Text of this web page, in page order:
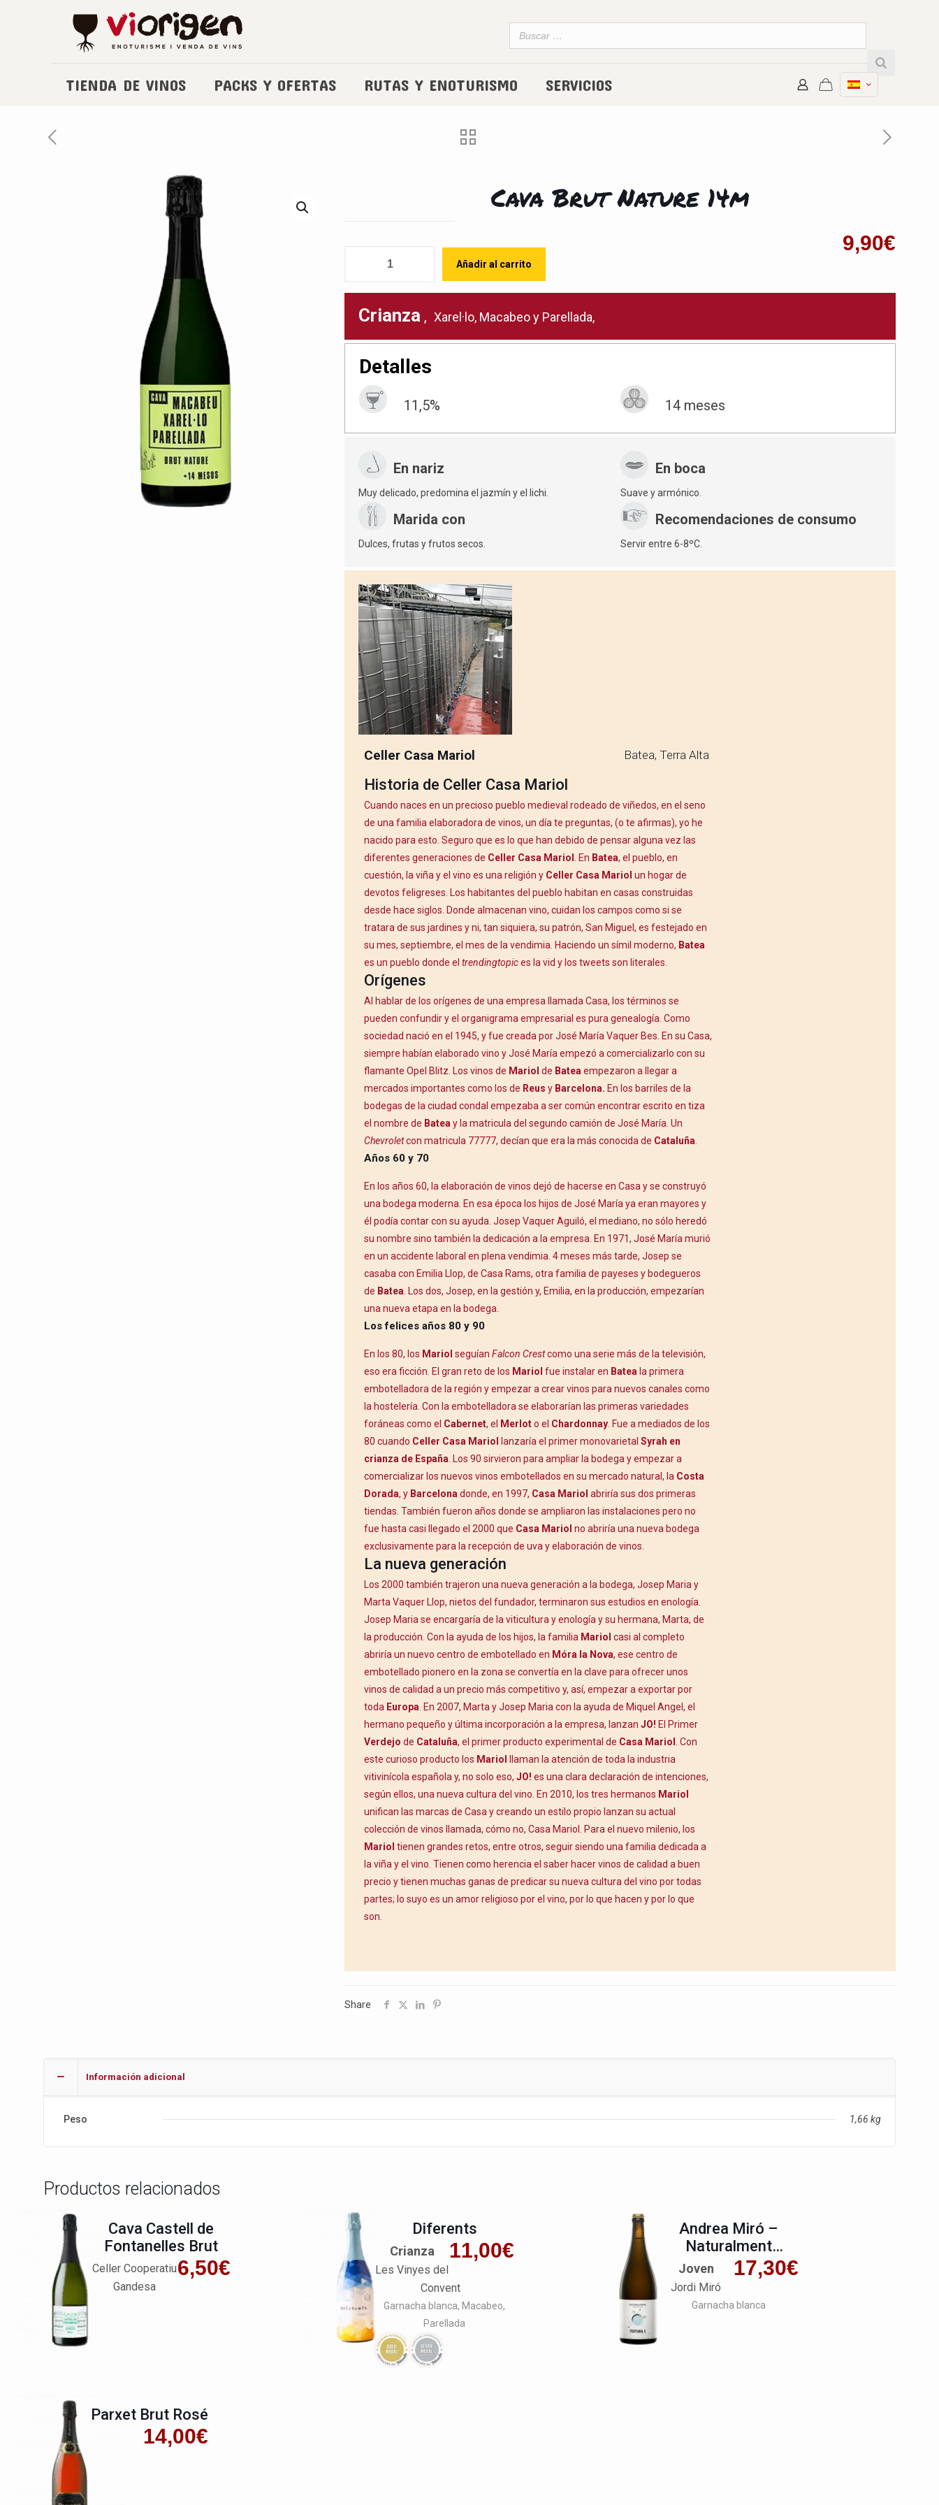
TIENDA DE VINOS PACKS Y OFERTAS RUTAS Y ENOTURISMO SERVICIOS
Cava Brut Nature 14m
9,90€
Añadir al carrito
Crianza , Xarel·lo, Macabeo y Parellada,
Detalles
11,5% 14 meses
En nariz
Muy delicado, predomina el jazmín y el lichi.
En boca
Suave y armónico.
Marida con
Dulces, frutas y frutos secos.
Recomendaciones de consumo
Servir entre 6-8ºC.
Celler Casa Mariol Batea, Terra Alta
Historia de Celler Casa Mariol
Cuando naces en un precioso pueblo medieval rodeado de viñedos, en el seno
de una familia elaboradora de vinos, un día te preguntas, (o te afirmas), yo he
nacido para esto. Seguro que es lo que han debido de pensar alguna vez las
diferentes generaciones de Celler Casa Mariol . En Batea, el pueblo, en
cuestión, la viña y el vino es una religión y Celler Casa Mariol un hogar de
devotos feligreses. Los habitantes del pueblo habitan en casas construidas
desde hace siglos. Donde almacenan vino, cuidan los campos como si se
tratara de sus jardines y ni, tan siquiera, su patrón, San Miguel, es festejado en
su mes, septiembre, el mes de la vendimia. Haciendo un símil moderno, Batea
es un pueblo donde el trendingtopices la vid y los tweets son literales.
Orígenes
Al hablar de los orígenes de una empresa llamada Casa, los términos se
pueden confundir y el organigrama empresarial es pura genealogía. Como
sociedad nació en el 1945, y fue creada por José María Vaquer Bes. En su Casa,
siempre habían elaborado vino y José María empezó a comercializarlo con su
flamante Opel Blitz. Los vinos de Mariol de Batea empezaron a llegar a
mercados importantes como los de Reus y Barcelona. En los barriles de la
bodegas de la ciudad condal empezaba a ser común encontrar escrito en tiza
el nombre de Batea y la matricula del segundo camión de José María. Un
Chevroletcon matricula 77777, decían que era la más conocida de Cataluña
Años 60 y 70
En los años 60, la elaboración de vinos dejó de hacerse en Casa y se construyó
una bodega moderna. En esa época los hijos de José María ya eran mayores y
él podía contar con su ayuda. Josep Vaquer Aguiló, el mediano, no sólo heredó
su nombre sino también la dedicación a la empresa. En 1971, José María murió
en un accidente laboral en plena vendimia. 4 meses más tarde, Josep se
casaba con Emilia Llop, de Casa Rams, otra familia de payeses y bodegueros
de Batea . Los dos, Josep, en la gestión y, Emilia, en la producción, empezarían
una nueva etapa en la bodega.
Los felices años 80 y 90
En los 80, los Mariol seguían Falcon Crestcomo una serie más de la televisión,
eso era ficción. El gran reto de los Mariol fue instalar en Batea la primera
embotelladora de la región y empezar a crear vinos para nuevos canales como
la hostelería. Con la embotelladora se elaborarían las primeras variedades
foráneas como el Cabernet, el Merloto el Chardonnay. Fue a mediados de los
80 cuando Celler Casa Mariol lanzaría el primer monovarietal Syrah en
crianza de España . Los 90 sirvieron para ampliar la bodega y empezar a
comercializar los nuevos vinos embotellados en su mercado natural, la Costa
Dorada, y Barcelona donde, en 1997, Casa Mariol abriría sus dos primeras
tiendas. También fueron años donde se ampliaron las instalaciones pero no
fue hasta casi llegado el 2000 que Casa Mariol no abriría una nueva bodega
exclusivamente para la recepción de uva y elaboración de vinos.
La nueva generación
Los 2000 también trajeron una nueva generación a la bodega, Josep Maria y
Marta Vaquer Llop, nietos del fundador, terminaron sus estudios en enología.
Josep Maria se encargaría de la viticultura y enología y su hermana, Marta, de
la producción. Con la ayuda de los hijos, la familia Mariol casi al completo
abriría un nuevo centro de embotellado en Móra la Nova, ese centro de
embotellado pionero en la zona se convertía en la clave para ofrecer unos
vinos de calidad a un precio más competitivo y, así, empezar a exportar por
toda Europa . En 2007, Marta y Josep Maria con la ayuda de Miquel Angel, el
hermano pequeño y última incorporación a la empresa, lanzan JO! El Primer
Verdejo de Cataluña, el primer producto experimental de Casa Mariol
. Con
este curioso producto los Mariol
llaman la atención de toda la industria
vitivinícola española y, no solo eso, JO! es una clara declaración de intenciones,
según ellos, una nueva cultura del vino. En 2010, los tres hermanos Mariol
unifican las marcas de Casa y creando un estilo propio lanzan su actual
colección de vinos llamada, cómo no, Casa Mariol. Para el nuevo milenio, los
Mariol tienen grandes retos, entre otros, seguir siendo una familia dedicada a
la viña y el vino. Tienen como herencia el saber hacer vinos de calidad a buen
precio y tienen muchas ganas de predicar su nueva cultura del vino por todas
partes; lo suyo es un amor religioso por el vino, por lo que hacen y por lo que
son.
Share
Información adicional
Peso 1,66 kg
Productos relacionados
Cava Castell de
Fontanelles Brut
6,50€
Celler Cooperatiu
Gandesa
Diferents
11,00€
Crianza
Les Vinyes del
Convent
Garnacha blanca Macabeo
Parellada
Andrea Miró –
Naturalment
Ancestral17,30€
Joven
Jordi Miró
Garnacha blanca
Parxet Brut Rosé
14,00€